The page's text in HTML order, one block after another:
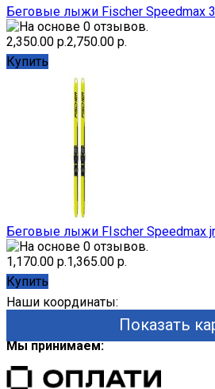
Беговые лыжи Fischer Speedmax
2,350.00 р.2,750.00 р.
Купить
Беговые лыжи FIscher Speedmax
1,170.00 р.1,365.00 р.
Купить
Наши координаты:
Показать
Мы принимаем: